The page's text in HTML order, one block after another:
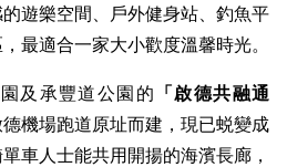
遊樂空間、戶外健身站、釣魚平
最適合一家大小歡度溫馨時光。
及承豐道公園的 「啟德共融通
德機場跑道原址而建，現已蜕變成
車人士能共用開揚的海濱長廊，